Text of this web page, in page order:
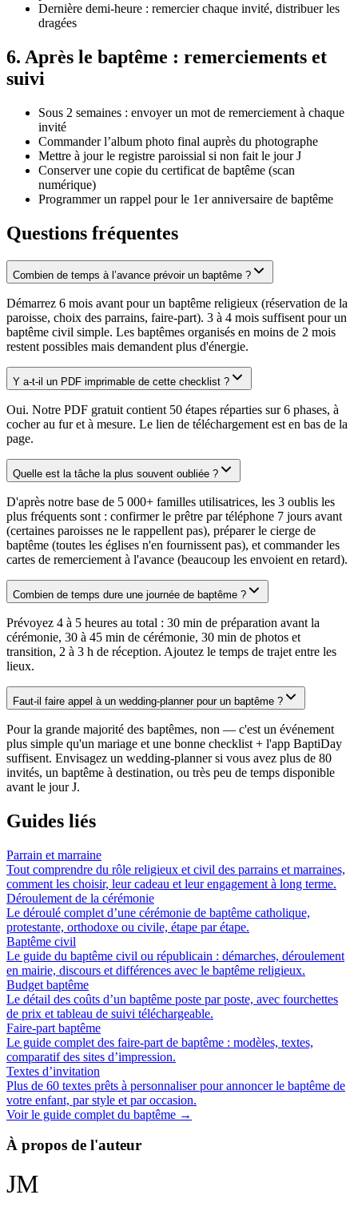
Dernière demi-heure : remercier chaque invité, distribuer les
dragées
6. Après le baptême : remerciements et
suivi
Sous 2 semaines : envoyer un mot de remerciement à chaque
invité
Commander l’album photo final auprès du photographe
Mettre à jour le registre paroissial si non fait le jour J
Conserver une copie du certificat de baptême (scan
numérique)
Programmer un rappel pour le 1er anniversaire de baptême
Questions fréquentes
Combien de temps à l’avance prévoir un baptême ?
Démarrez 6 mois avant pour un baptême religieux (réservation de la
paroisse, choix des parrains, faire-part). 3 à 4 mois suffisent pour un
baptême civil simple. Les baptêmes organisés en moins de 2 mois
restent possibles mais demandent plus d'énergie.
Y a-t-il un PDF imprimable de cette checklist ?
Oui. Notre PDF gratuit contient 50 étapes réparties sur 6 phases, à
cocher au fur et à mesure. Le lien de téléchargement est en bas de la
page.
Quelle est la tâche la plus souvent oubliée ?
D'après notre base de 5 000+ familles utilisatrices, les 3 oublis les
plus fréquents sont : confirmer le prêtre par téléphone 7 jours avant
(certaines paroisses ne le rappellent pas), préparer le cierge de
baptême (toutes les églises n'en fournissent pas), et commander les
cartes de remerciement à l'avance (beaucoup les envoient en retard).
Combien de temps dure une journée de baptême ?
Prévoyez 4 à 5 heures au total : 30 min de préparation avant la
cérémonie, 30 à 45 min de cérémonie, 30 min de photos et
transition, 2 à 3 h de réception. Ajoutez le temps de trajet entre les
lieux.
Faut-il faire appel à un wedding-planner pour un baptême ?
Pour la grande majorité des baptêmes, non — c'est un événement
plus simple qu'un mariage et une bonne checklist + l'app BaptiDay
suffisent. Envisagez un wedding-planner si vous avez plus de 80
invités, un baptême à destination, ou très peu de temps disponible
avant le jour J.
Guides liés
Parrain et marraine
Tout comprendre du rôle religieux et civil des parrains et marraines,
comment les choisir, leur cadeau et leur engagement à long terme.
Déroulement de la cérémonie
Le déroulé complet d’une cérémonie de baptême catholique,
protestante, orthodoxe ou civile, étape par étape.
Baptême civil
Le guide du baptême civil ou républicain : démarches, déroulement
en mairie, discours et différences avec le baptême religieux.
Budget baptême
Le détail des coûts d’un baptême poste par poste, avec fourchettes
de prix et tableau de suivi téléchargeable.
Faire-part baptême
Le guide complet des faire-part de baptême : modèles, textes,
comparatif des sites d’impression.
Textes d’invitation
Plus de 60 textes prêts à personnaliser pour annoncer le baptême de
votre enfant, par style et par occasion.
Voir le guide complet du baptême →
À propos de l'auteur
JM